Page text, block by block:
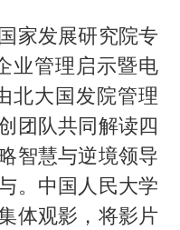
家发展研究院专
业管理启示暨电
北大国发院管理
团队共同解读四
智慧与逆境领导
。中国人民大学
体观影，将影片